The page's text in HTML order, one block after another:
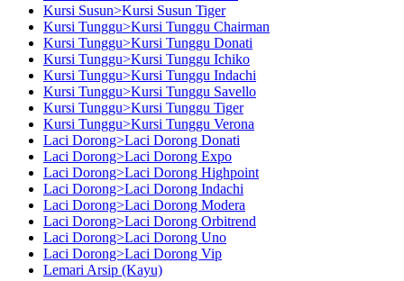
Kursi Susun>Kursi Susun Tiger
Kursi Tunggu>Kursi Tunggu Chairman
Kursi Tunggu>Kursi Tunggu Donati
Kursi Tunggu>Kursi Tunggu Ichiko
Kursi Tunggu>Kursi Tunggu Indachi
Kursi Tunggu>Kursi Tunggu Savello
Kursi Tunggu>Kursi Tunggu Tiger
Kursi Tunggu>Kursi Tunggu Verona
Laci Dorong>Laci Dorong Donati
Laci Dorong>Laci Dorong Expo
Laci Dorong>Laci Dorong Highpoint
Laci Dorong>Laci Dorong Indachi
Laci Dorong>Laci Dorong Modera
Laci Dorong>Laci Dorong Orbitrend
Laci Dorong>Laci Dorong Uno
Laci Dorong>Laci Dorong Vip
Lemari Arsip (Kayu)